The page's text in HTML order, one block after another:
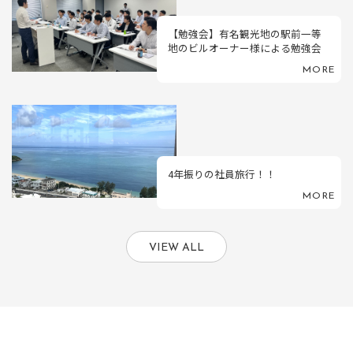
【勉強会】有名観光地の駅前一等
地のビルオーナー様による勉強会
MORE
4年振りの社員旅行！！
MORE
VIEW ALL